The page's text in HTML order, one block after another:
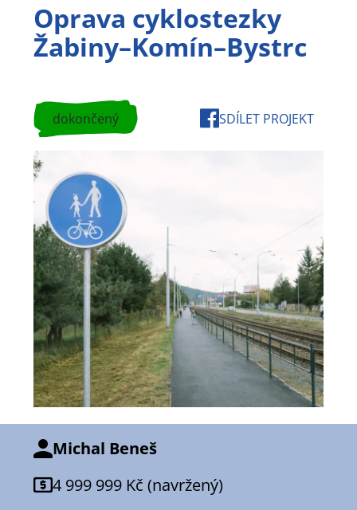
Oprava cyklostezky
Žabiny–Komín–Bystrc
dokončený SDÍLET PROJEKT
Michal Beneš
4 999 999 Kč (navržený)